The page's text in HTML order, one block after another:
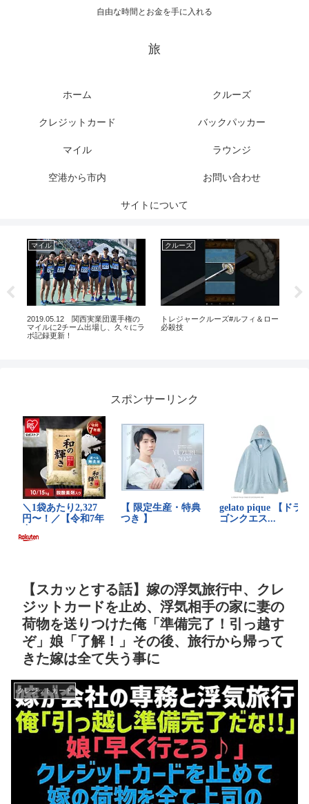
自由な時間とお金を手に入れる
旅
ホーム クルーズ
クレジットカード バックパッカー
マイル ラウンジ
空港から市内 お問い合わせ
サイトについて
マイル
2019.05.12 関西実業団選手権の
マイルに2チーム出場し、久々にラ
ボ記録更新！
クルーズ
トレジャークルーズ#ルフィ＆ロー
必殺技
スポンサーリンク
【スカッとする話】嫁の浮気旅行中、クレ
ジットカードを止め、浮気相手の家に妻の
荷物を送りつけた俺「準備完了！引っ越す
ぞ」娘「了解！」その後、旅行から帰って
きた嫁は全て失う事に
クレジットカード